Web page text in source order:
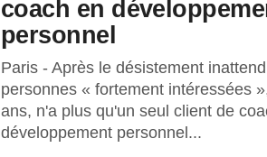
coach en
personnel
Paris - Après le désistement
personnes « fortement intéressées
ans, n'a plus qu'un seul client de
développement personnel...